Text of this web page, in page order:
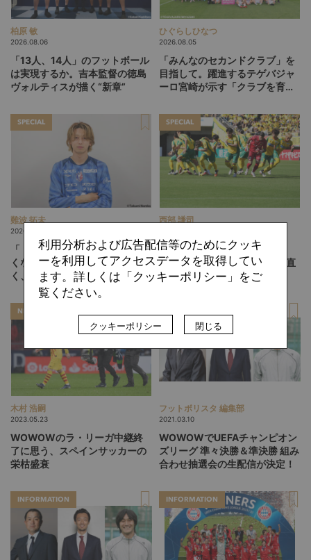
柏原 敏
2026.08.06
「13人、14人」のフットボール
は実現するか。吉本監督の徳島
ヴォルティスが描く“新章”
ひぐらしひなつ
2026.08.05
「みんなのセカンドクラブ」を
目指して。躍進するテゲバジャ
ーロ宮崎が示す「クラブを育て
SPECIAL
難波 拓未
2026.08.04
「『器用』と言われるのは嬉し
くない」。岡山・西川潤が描
く、"恐い選手"への進化論
SPECIAL
西部 謙司
問われる「自分たちのサッカ
ー」。J1に挑むジェフ千葉が直
面する試練
NEWS
木村 浩嗣
2023.05.23
WOWOWのラ・リーガ中継終
了に思う、スペインサッカーの
栄枯盛衰
フットボリスタ 編集部
2021.03.10
WOWOWでUEFAチャンピオン
ズリーグ 準々決勝＆準決勝 組み
合わせ抽選会の生配信が決定！
INFORMATION INFORMATION
利用分析および広告配信等のためにクッキ
ーを利用してアクセスデータを取得してい
ます。詳しくは「クッキーポリシー」をご
覧ください。
クッキーポリシー 閉じる